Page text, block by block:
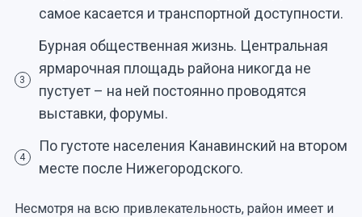
самое касается и транспортной доступности.
3
Бурная общественная жизнь. Центральная
ярмарочная площадь района никогда не
пустует – на ней постоянно проводятся
выставки, форумы.
4
По густоте населения Канавинский на втором
месте после Нижегородского.
Несмотря на всю привлекательность, район имеет и